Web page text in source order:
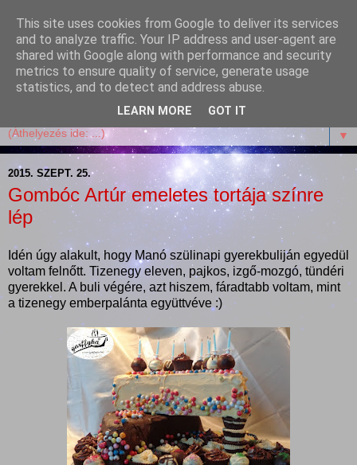
Garffyka
Szösszenetek a konyhámból, az életemből. Mosollyal,
receptekkel, vidámsággal, marcipánnal, csokival.
▼
2015. SZEPT. 25.
Gombóc Artúr emeletes tortája színre
lép
Idén úgy alakult, hogy Manó szülinapi gyerekbuliján egyedül
voltam felnőtt. Tizenegy eleven, pajkos, izgő-mozgó, tündéri
gyerekkel. A buli végére, azt hiszem, fáradtabb voltam, mint
a tizenegy emberpalánta együttvéve :)
This site uses cookies from Google to deliver its services
and to analyze traffic. Your IP address and user-agent are
shared with Google along with performance and security
metrics to ensure quality of service, generate usage
statistics, and to detect and address abuse.
LEARN MORE GOT IT